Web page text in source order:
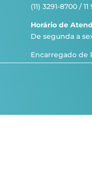
(11) 3291-8700 /
Horário de
De segunda a
Encarregado de